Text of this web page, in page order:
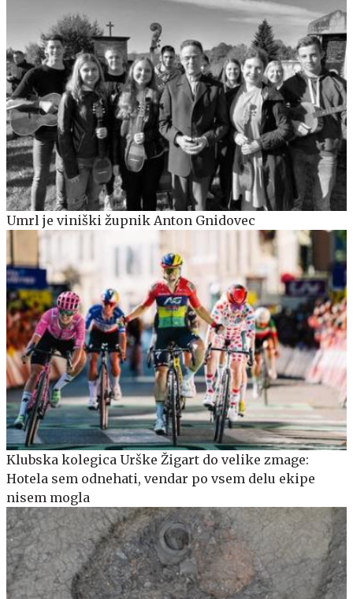
Umrl je viniški župnik Anton Gnidovec
Klubska kolegica Urške Žigart do velike zmage:
Hotela sem odnehati, vendar po vsem delu ekipe
nisem mogla